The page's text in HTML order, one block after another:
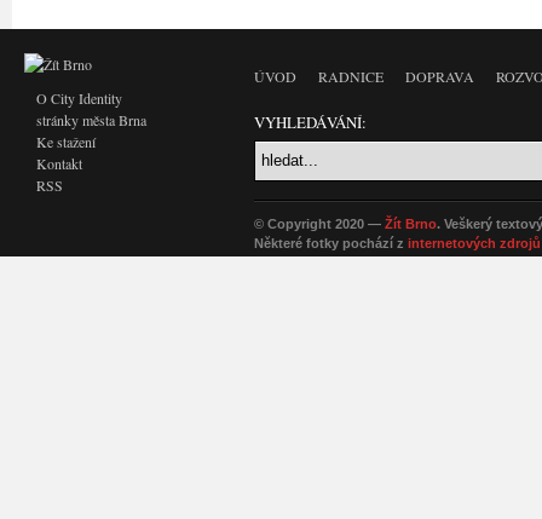
O City Identity
stránky města Brna
Ke stažení
Kontakt
RSS
ÚVOD RADNICE DOPRAVA
VYHLEDÁVÁNÍ:
© Copyright 2020 — Žít Brno. Veškerý
Některé fotky pochází z internetových